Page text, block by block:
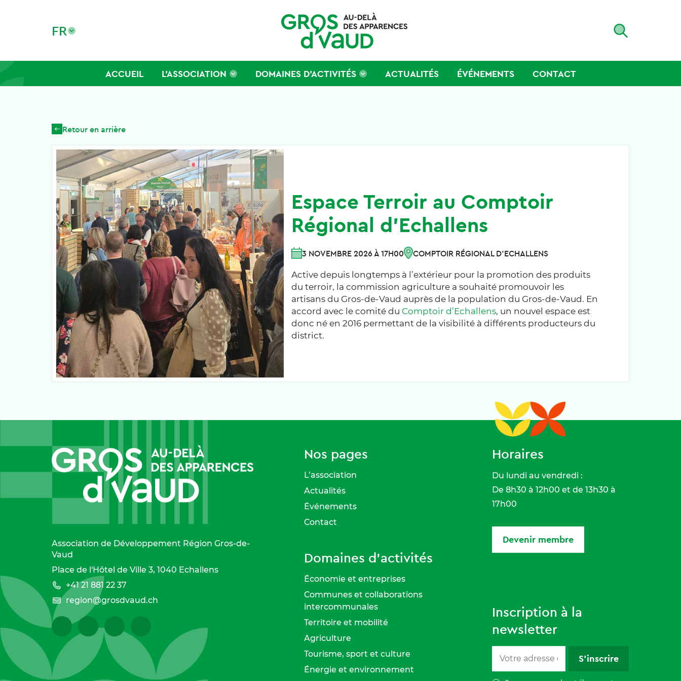
FR
ACCUEIL L’ASSOCIATION DOMAINES D’ACTIVITÉS ACTUALITÉS ÉVÉNEMENTS CONTACT
Retour en arrière
Espace Terroir au Comptoir
Régional d’Echallens
3 NOVEMBRE 2026 À 17H00 COMPTOIR RÉGIONAL D'ECHALLENS
Active depuis longtemps à l’extérieur pour la promotion des produits
du terroir, la commission agriculture a souhaité promouvoir les
artisans du Gros-de-Vaud auprès de la population du Gros-de-Vaud. En
accord avec le comité du Comptoir d’Echallens, un nouvel espace est
donc né en 2016 permettant de la visibilité à différents producteurs du
district.
Association de Développement Région Gros-de-
Vaud
Place de l'Hôtel de Ville 3, 1040 Echallens
+41 21 881 22 37
region@grosdvaud.ch
Nos pages
L’association
Actualités
Événements
Contact
Domaines d'activités
Économie et entreprises
Communes et collaborations
intercommunales
Territoire et mobilité
Agriculture
Tourisme, sport et culture
Énergie et environnement
Horaires
Du lundi au vendredi :
De 8h30 à 12h00 et de 13h30 à
17h00
Devenir membre
Inscription à la
newsletter
S'inscrire